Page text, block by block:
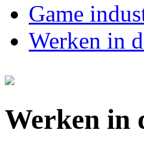
Game
Werken in
Werken in